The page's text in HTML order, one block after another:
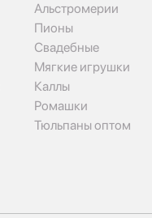
Альстромерии
Пионы
Свадебные
Мягкие игрушки
Каллы
Ромашки
Тюльпаны оптом